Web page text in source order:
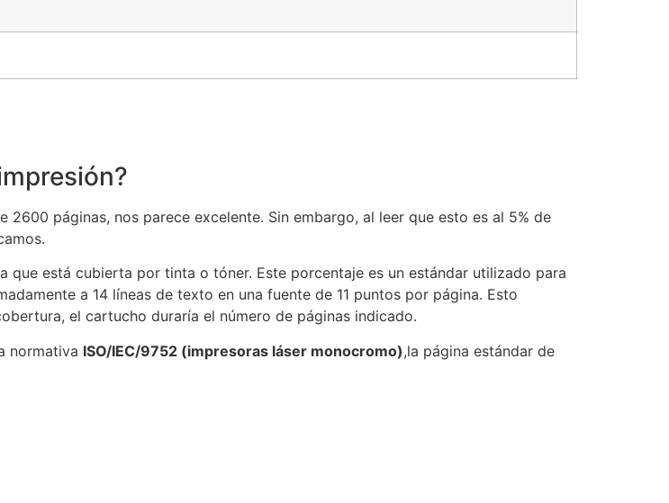
páginas, nos parece excelente. Sin embargo, al leer que esto es al 5% de
está cubierta por tinta o tóner. Este porcentaje es un estándar utilizado para
a 14 líneas de texto en una fuente de 11 puntos por página. Esto
el cartucho duraría el número de páginas indicado.
normativa ISO/IEC/9752 (impresoras láser monocromo),la página estándar de